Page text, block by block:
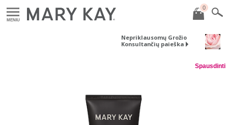
MENIU
0
Nepriklausomų Grožio
Konsultančių paieška
Spausdinti